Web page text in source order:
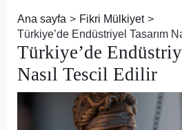
Ana sayfa
Fikri Mülkiyet
Türkiye’de Endüstriyel Tasarım
Türkiye’de
Nasıl Tescil Edilir